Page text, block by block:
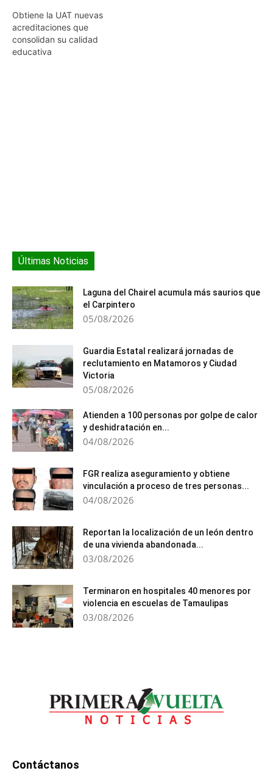
Obtiene la UAT nuevas
acreditaciones que
consolidan su calidad
educativa
Últimas Noticias
Laguna del Chairel acumula más saurios que
el Carpintero
05/08/2026
Guardia Estatal realizará jornadas de
reclutamiento en Matamoros y Ciudad
Victoria
05/08/2026
Atienden a 100 personas por golpe de calor
y deshidratación en...
04/08/2026
FGR realiza aseguramiento y obtiene
vinculación a proceso de tres personas...
04/08/2026
Reportan la localización de un león dentro
de una vivienda abandonada...
03/08/2026
Terminaron en hospitales 40 menores por
violencia en escuelas de Tamaulipas
03/08/2026
Contáctanos